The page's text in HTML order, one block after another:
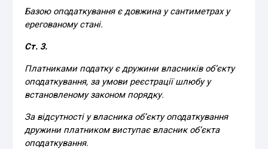
Базою оподаткування є довжина у сантиметрах у
ерегованому стані.
Ст. 3.
Платниками податку є дружини власників об’єкту
оподаткування, за умови реєстрації шлюбу у
встановленому законом порядку.
За відсутності у власника об’єкту оподаткування
дружини платником виступає власник об’єкта
оподаткування.